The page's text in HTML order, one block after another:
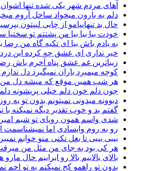
آهای مردم شهر یکی شده تنها اشوان
دلم یه بارون میخواد ساحل آروم
حال بد تنهاییامو از چایی لیپتون
خودت بیا بیا بیا من پشتتم تو سختیا
به یادم باش بیا ای تکیه گاه من رضا
خبر نداری ای عشق چه کرده این درد
زیباترین غم عشق پناه آخرم باش رضا
کوچه میمیرد باران نمیگیرد دل
هر شب همین موقع که میشه دل من
جون دلم خون دلم خیلی پریشونه دلم
دیوونه میدونی نمیتونم بدون تو یه
گفتم بد و خوب تقدیر دیگه نمیکنه با
شدی واسم همون رویای تو شبم امیر
رو به روم وایسادی اما نمیشناسمت
بیبی بیبی تا بغل نکنی منو خوابم
هر کی بود به جای من مثل من
بالای بالاییم بالا رو ابراییم حال
بدون تو راهمو کج نمیکنم به تو اخم